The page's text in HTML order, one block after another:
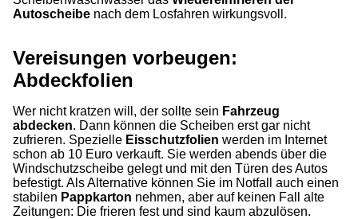
Autoscheibe nach dem Losfahren wirkungsvoll.
Vereisungen vorbeugen:
Abdeckfolien
Wer nicht kratzen will, der sollte sein Fahrzeug
abdecken. Dann können die Scheiben erst gar nicht
zufrieren. Spezielle Eisschutzfolien werden im Internet
schon ab 10 Euro verkauft. Sie werden abends über die
Windschutzscheibe gelegt und mit den Türen des Autos
befestigt. Als Alternative können Sie im Notfall auch einen
stabilen Pappkarton nehmen, aber auf keinen Fall alte
Zeitungen: Die frieren fest und sind kaum abzulösen.